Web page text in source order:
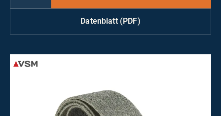
Datenblatt (PDF)